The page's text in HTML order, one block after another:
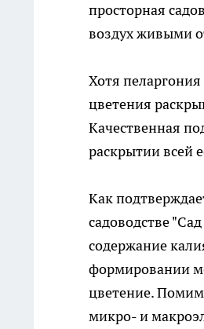
просторная
воздух живыми
Хотя
цветения
Качественная
раскрытии всей
Как
садоводстве
содержание
формировании
цветение.
микро- и